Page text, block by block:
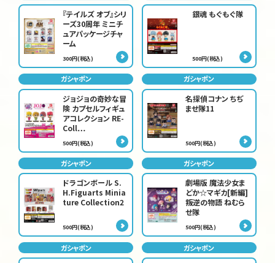
『テイルズ オブ』シリ
ーズ30周年 ミニチ
ュアパッケージチャ
ーム
300円(税込)
銀魂 もぐもぐ隊
500円(税込)
ガシャポン
ジョジョの奇妙な冒
険 カプセルフィギュ
アコレクション RE-
Coll…
500円(税込)
ガシャポン
名探偵コナン ちぢ
ませ隊11
500円(税込)
ガシャポン
ドラゴンボール S.
H.Figuarts Minia
ture Collection2
500円(税込)
ガシャポン
劇場版 魔法少女ま
どか☆マギカ[新編]
叛逆の物語 ねむら
せ隊
500円(税込)
ガシャポン ガシャポン